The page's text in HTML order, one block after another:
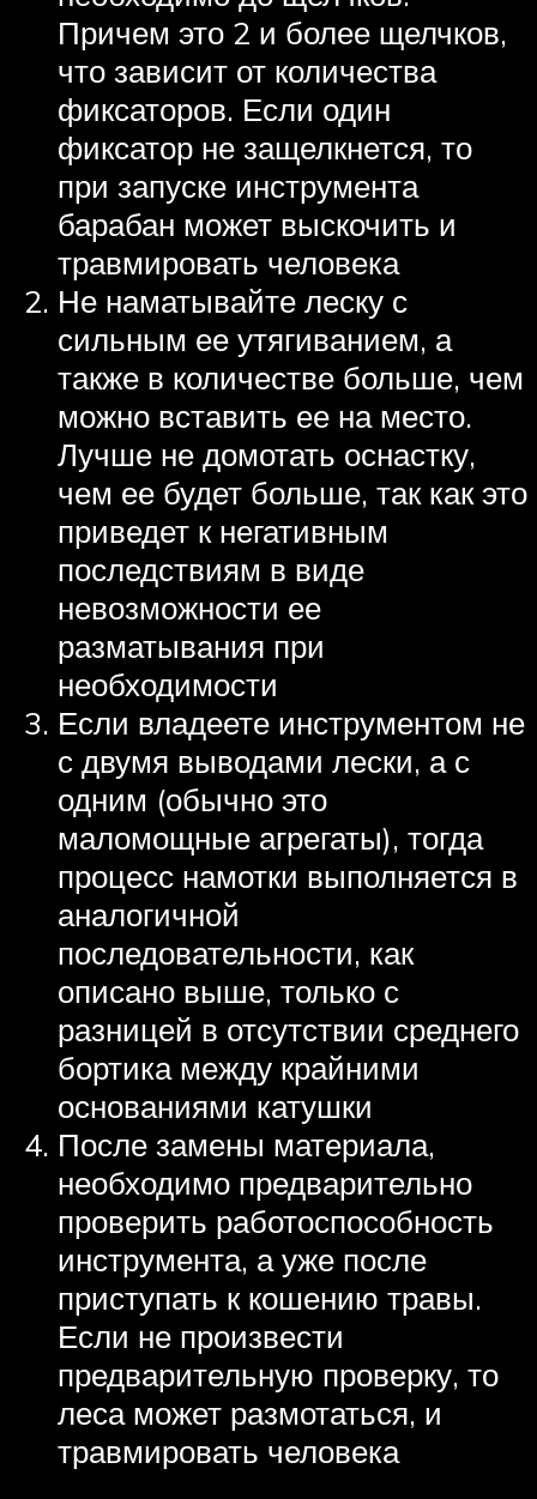
Причем это 2 и более щелчков,
что зависит от количества
фиксаторов. Если один
фиксатор не защелкнется, то
при запуске инструмента
барабан может выскочить и
травмировать человека
Не наматывайте леску с
сильным ее утягиванием, а
также в количестве больше, чем
можно вставить ее на место.
Лучше не домотать оснастку,
чем ее будет больше, так как это
приведет к негативным
последствиям в виде
невозможности ее
разматывания при
необходимости
Если владеете инструментом не
с двумя выводами лески, а с
одним (обычно это
маломощные агрегаты), тогда
процесс намотки выполняется в
аналогичной
последовательности, как
описано выше, только с
разницей в отсутствии среднего
бортика между крайними
основаниями катушки
После замены материала,
необходимо предварительно
проверить работоспособность
инструмента, а уже после
приступать к кошению травы.
Если не произвести
предварительную проверку, то
леса может размотаться, и
травмировать человека